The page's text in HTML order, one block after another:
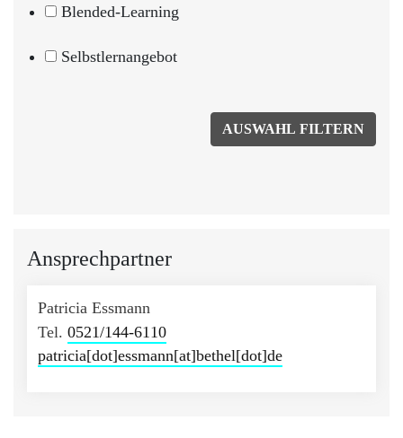
Blended-Learning
Selbstlernangebot
Ansprechpartner
Patricia Essmann
Tel. 0521/144-6110
patricia[dot]essmann[at]bethel[dot]de